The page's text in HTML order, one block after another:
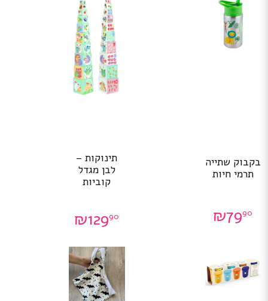
בקבוק שתייה
תרמי חיות
₪7990
תינוקות –
לבן מגדל
קוביות
₪12990